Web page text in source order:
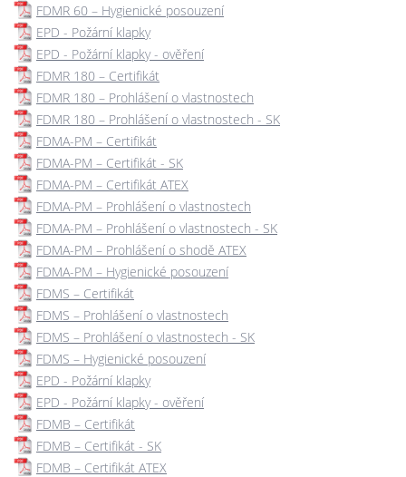
FDMR 60 – Hygienické posouzení
EPD - Požární klapky
EPD - Požární klapky - ověření
FDMR 180 – Certifikát
FDMR 180 – Prohlášení o vlastnostech
FDMR 180 – Prohlášení o vlastnostech - SK
FDMA-PM – Certifikát
FDMA-PM – Certifikát - SK
FDMA-PM – Certifikát ATEX
FDMA-PM – Prohlášení o vlastnostech
FDMA-PM – Prohlášení o vlastnostech - SK
FDMA-PM – Prohlášení o shodě ATEX
FDMA-PM – Hygienické posouzení
FDMS – Certifikát
FDMS – Prohlášení o vlastnostech
FDMS – Prohlášení o vlastnostech - SK
FDMS – Hygienické posouzení
EPD - Požární klapky
EPD - Požární klapky - ověření
FDMB – Certifikát
FDMB – Certifikát - SK
FDMB – Certifikát ATEX